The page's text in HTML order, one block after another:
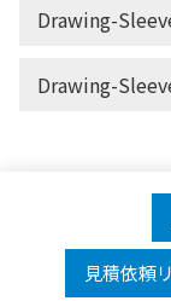
Drawing-
Drawing-
見積依頼